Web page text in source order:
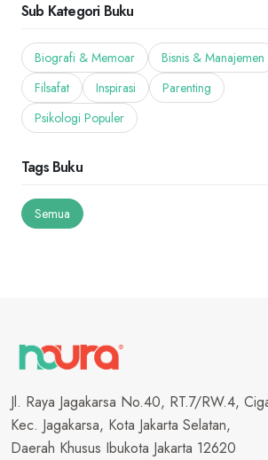
Sub Kategori Buku
Biografi & Memoar
Bisnis & Manajemen
Filsafat
Inspirasi
Parenting
Psikologi Populer
Tags Buku
Semua
Jl. Raya Jagakarsa No.40, RT.7/RW.4,
Kec. Jagakarsa, Kota Jakarta Selatan,
Daerah Khusus Ibukota Jakarta 12620